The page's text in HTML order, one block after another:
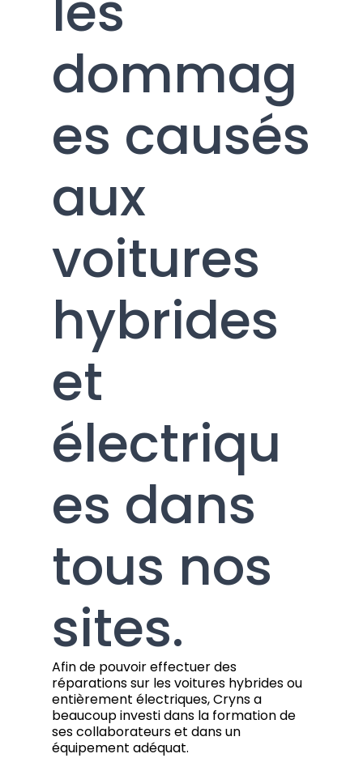
dommag
es causés
aux
voitures
hybrides
et
électriqu
es dans
tous nos
sites.
Afin de pouvoir effectuer des
réparations sur les voitures hybrides ou
entièrement électriques, Cryns a
beaucoup investi dans la formation de
ses collaborateurs et dans un
équipement adéquat.